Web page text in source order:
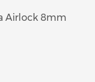
Airlock 8mm